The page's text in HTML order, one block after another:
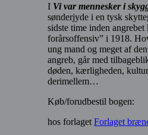
I Vi var mennesker i
sønderjyde i en tysk
sidste time inden
forårsoffensiv” i 1918.
ung mand og meget af
angreb, går med
døden, kærligheden,
derimellem…
Køb/forudbestil bogen:
hos forlaget Forlaget